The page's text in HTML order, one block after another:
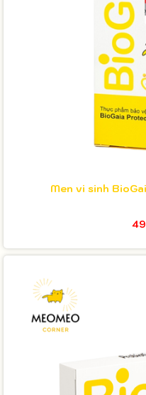
Men vi sinh